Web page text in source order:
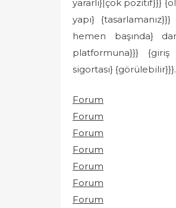
yararlı}|çok pozitif}}}
yapı}
hemen başında}
platformuna}}} {giriş
sigortası} {görülebilir}}}.
Forum
Forum
Forum
Forum
Forum
Forum
Forum